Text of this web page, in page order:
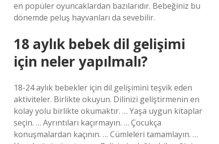
en popüler oyuncaklardan bazılarıdır. Bebeğiniz bu
dönemde peluş hayvanları da sevebilir.
18 aylık bebek dil gelişimi
için neler yapılmalı?
18-24 aylık bebekler için dil gelişimini teşvik eden
aktiviteler. Birlikte okuyun. Dilinizi geliştirmenin en
kolay yolu birlikte okumaktır. … Yaşa uygun kitaplar
seçin. … Ayrıntıları kaçırmayın. … Çocukça
konuşmalardan kaçının. … Cümleleri tamamlayın. …